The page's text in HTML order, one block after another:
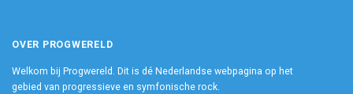
OVER PROGWERELD
Welkom bij Progwereld. Dit is dé Nederlandse webpagina op het
gebied van progressieve en symfonische rock.